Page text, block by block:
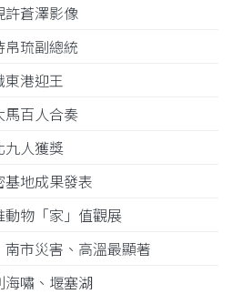
蒼澤影像
琉副總統
東港迎王
百人合奏
九人獲獎
地成果發表
物「家」值觀展
市災害、高溫最顯著
嘯、堰塞湖